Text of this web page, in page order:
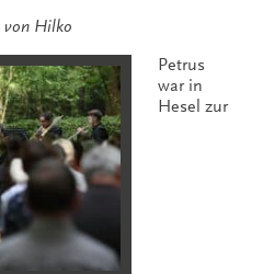
von Hilko
Petrus
war in
Hesel zur